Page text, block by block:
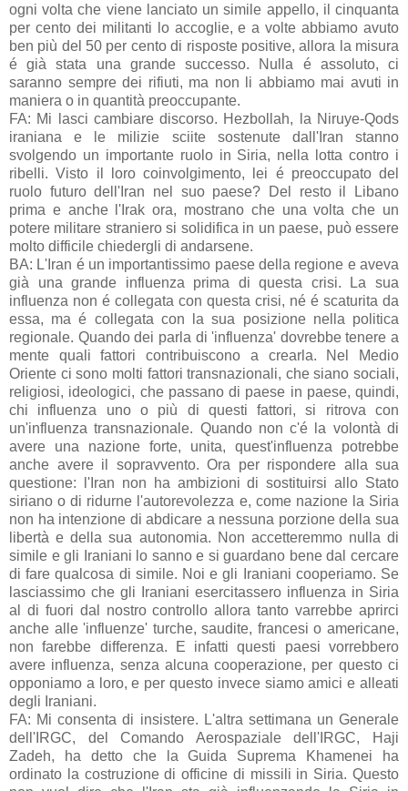
ogni volta che viene lanciato un simile appello, il cinquanta
per cento dei militanti lo accoglie, e a volte abbiamo avuto
ben più del 50 per cento di risposte positive, allora la misura
é già stata una grande successo. Nulla é assoluto, ci
saranno sempre dei rifiuti, ma non li abbiamo mai avuti in
maniera o in quantità preoccupante.
FA: Mi lasci cambiare discorso. Hezbollah, la Niruye-Qods
iraniana e le milizie sciite sostenute dall'Iran stanno
svolgendo un importante ruolo in Siria, nella lotta contro i
ribelli. Visto il loro coinvolgimento, lei é preoccupato del
ruolo futuro dell'Iran nel suo paese? Del resto il Libano
prima e anche l'Irak ora, mostrano che una volta che un
potere militare straniero si solidifica in un paese, può essere
molto difficile chiedergli di andarsene.
BA: L'Iran é un importantissimo paese della regione e aveva
già una grande influenza prima di questa crisi. La sua
influenza non é collegata con questa crisi, né é scaturita da
essa, ma é collegata con la sua posizione nella politica
regionale. Quando dei parla di 'influenza' dovrebbe tenere a
mente quali fattori contribuiscono a crearla. Nel Medio
Oriente ci sono molti fattori transnazionali, che siano sociali,
religiosi, ideologici, che passano di paese in paese, quindi,
chi influenza uno o più di questi fattori, si ritrova con
un'influenza transnazionale. Quando non c'é la volontà di
avere una nazione forte, unita, quest'influenza potrebbe
anche avere il sopravvento. Ora per rispondere alla sua
questione: l'Iran non ha ambizioni di sostituirsi allo Stato
siriano o di ridurne l'autorevolezza e, come nazione la Siria
non ha intenzione di abdicare a nessuna porzione della sua
libertà e della sua autonomia. Non accetteremmo nulla di
simile e gli Iraniani lo sanno e si guardano bene dal cercare
di fare qualcosa di simile. Noi e gli Iraniani cooperiamo. Se
lasciassimo che gli Iraniani esercitassero influenza in Siria
al di fuori dal nostro controllo allora tanto varrebbe aprirci
anche alle 'influenze' turche, saudite, francesi o americane,
non farebbe differenza. E infatti questi paesi vorrebbero
avere influenza, senza alcuna cooperazione, per questo ci
opponiamo a loro, e per questo invece siamo amici e alleati
degli Iraniani.
FA: Mi consenta di insistere. L'altra settimana un Generale
dell'IRGC, del Comando Aerospaziale dell'IRGC, Haji
Zadeh, ha detto che la Guida Suprema Khamenei ha
ordinato la costruzione di officine di missili in Siria. Questo